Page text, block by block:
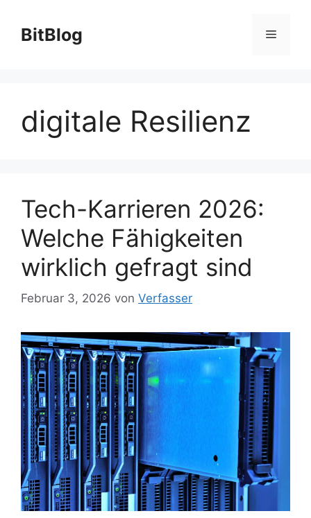
Inhalt
springen
BitBlog Menü
digitale Resilienz
Tech-Karrieren 2026:
Welche Fähigkeiten
wirklich gefragt sind
Februar 3, 2026 von Verfasser